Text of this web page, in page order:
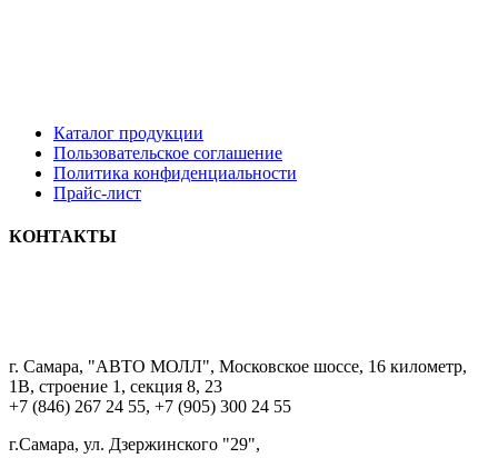
Каталог продукции
Пользовательское соглашение
Политика конфиденциальности
Прайс-лист
КОНТАКТЫ
г. Самара, "АВТО МОЛЛ", Московское шоссе, 16 километр,
1В, строение 1, секция 8, 23
+7 (846) 267 24 55, +7 (905) 300 24 55
г.Самара, ул. Дзержинского "29",